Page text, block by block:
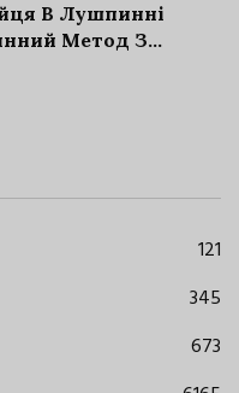
В Лушпинні
Метод З
121
345
673